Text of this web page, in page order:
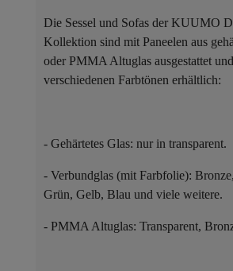
Die Sessel und Sofas der KUUMO
Kollektion sind mit Paneelen aus
oder PMMA Altuglas ausgestattet
verschiedenen Farbtönen erhältlich:
- Gehärtetes Glas: nur in transparent.
- Verbundglas (mit Farbfolie):
Grün, Gelb, Blau und viele weitere.
- PMMA Altuglas: Transparent,